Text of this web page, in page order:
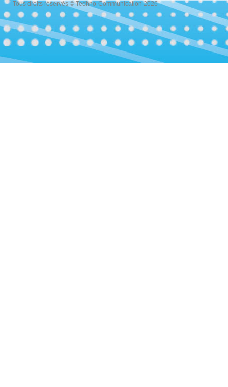
Tous droits réservés © Techno-Communication 2026